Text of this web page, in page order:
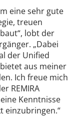
eine sehr gute
treuen
lobt der
„Dabei
der Unified
aus meiner
Ich freue mich
REMIRA
Kenntnisse
einzubringen.“